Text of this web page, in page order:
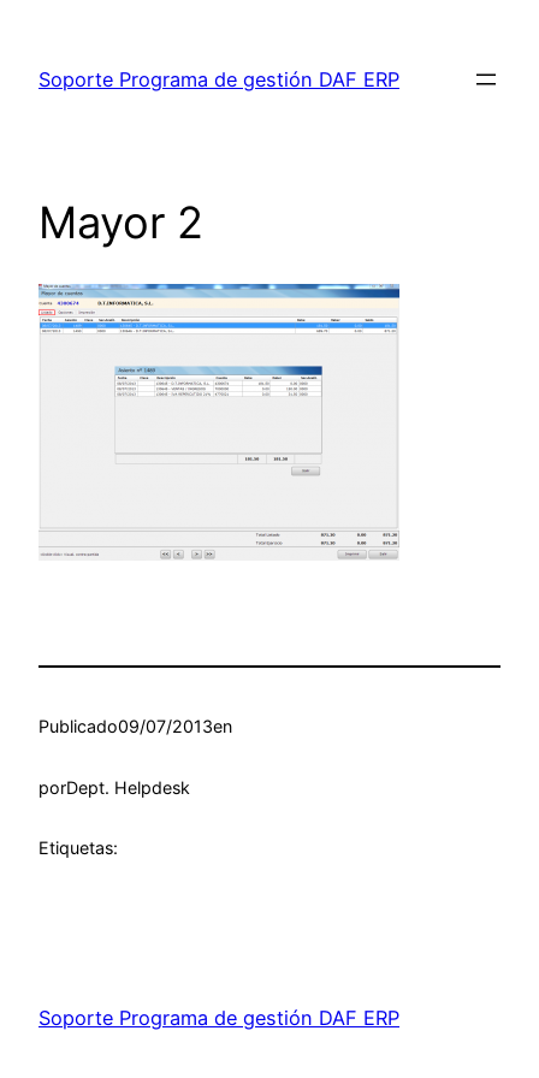
contenido
Soporte Programa de gestión DAF ERP
Mayor 2
Publicado09/07/2013en
porDept. Helpdesk
Etiquetas:
Soporte Programa de gestión DAF ERP